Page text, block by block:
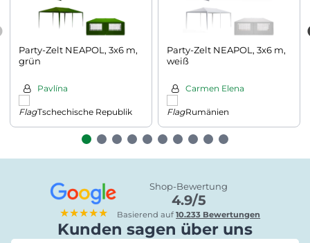
Party-Zelt NEAPOL, 3x6 m,
grün
Pavlína
Tschechische Republik
Party-Zelt NEAPOL, 3x6 m,
weiß
Carmen Elena
Rumänien
★★★★★
Shop-Bewertung
4.9/5
Basierend auf10.233 Bewertungen
Kunden sagen über uns